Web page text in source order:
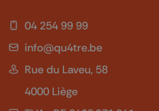
04 254 99 99
info@qu4tre.be
Rue du Laveu, 58
4000 Liège